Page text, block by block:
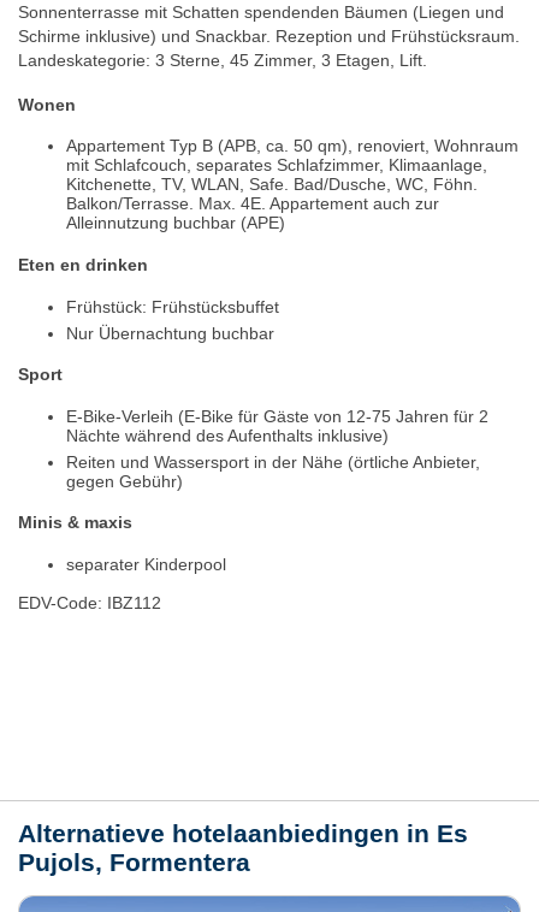
Sonnenterrasse mit Schatten spendenden Bäumen (Liegen und
Schirme inklusive) und Snackbar. Rezeption und Frühstücksraum.
Landeskategorie: 3 Sterne, 45 Zimmer, 3 Etagen, Lift.
Wonen
Appartement Typ B (APB, ca. 50 qm), renoviert, Wohnraum
mit Schlafcouch, separates Schlafzimmer, Klimaanlage,
Kitchenette, TV, WLAN, Safe. Bad/Dusche, WC, Föhn.
Balkon/Terrasse. Max. 4E. Appartement auch zur
Alleinnutzung buchbar (APE)
Eten en drinken
Frühstück: Frühstücksbuffet
Nur Übernachtung buchbar
Sport
E-Bike-Verleih (E-Bike für Gäste von 12-75 Jahren für 2
Nächte während des Aufenthalts inklusive)
Reiten und Wassersport in der Nähe (örtliche Anbieter,
gegen Gebühr)
Minis & maxis
separater Kinderpool
EDV-Code: IBZ112
Alternatieve hotelaanbiedingen in Es
Pujols, Formentera